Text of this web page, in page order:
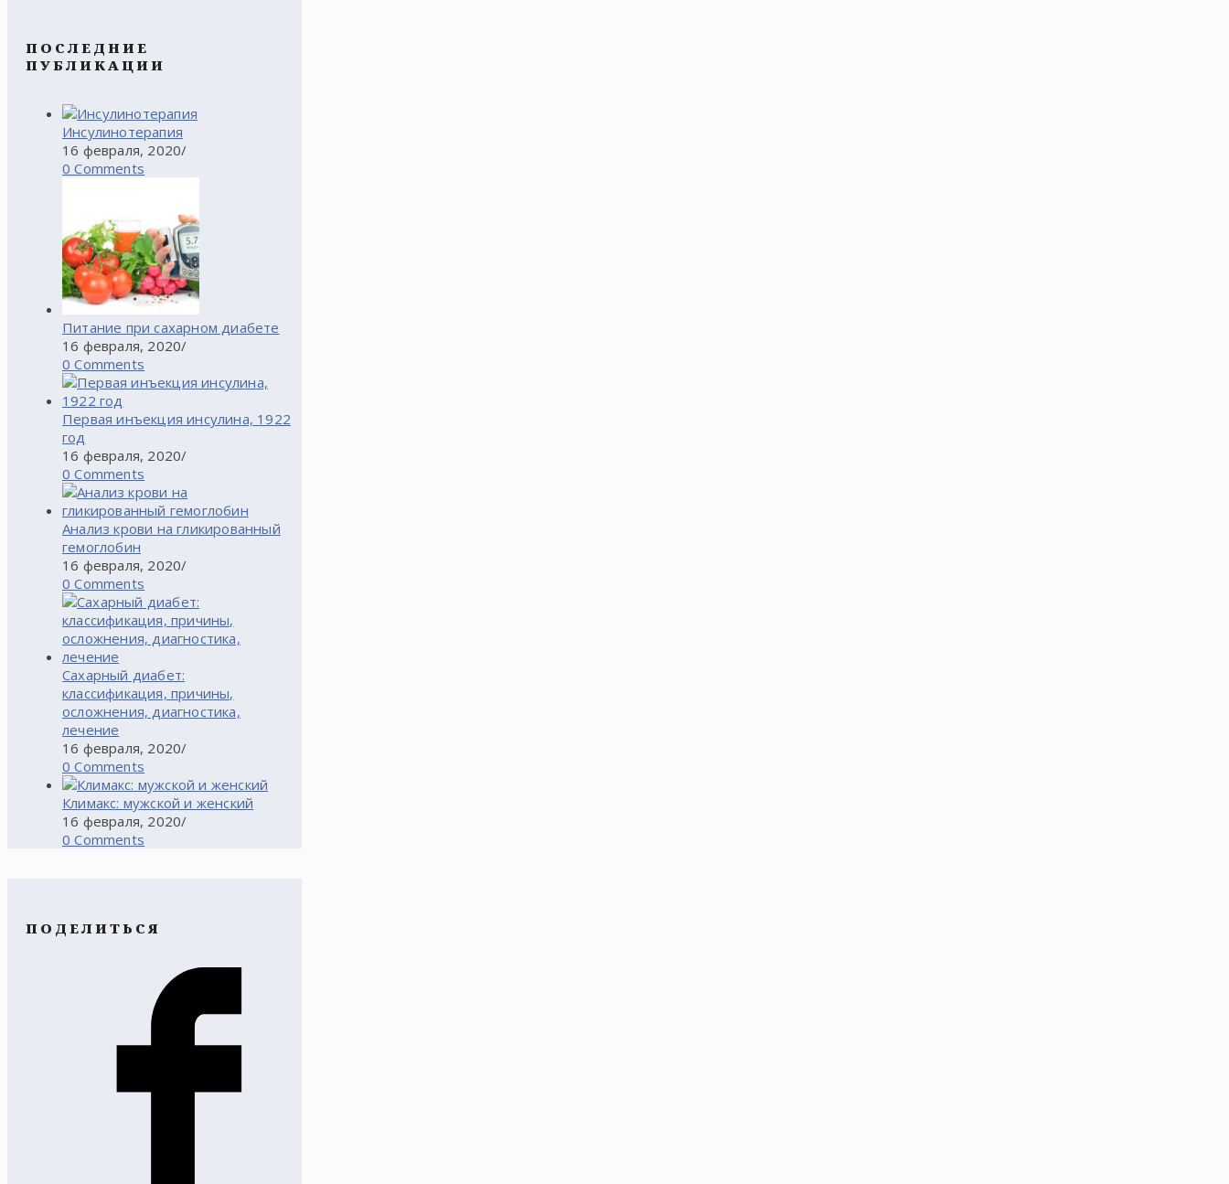
ПОСЛЕДНИЕ
ПУБЛИКАЦИИ
Инсулинотерапия
16 февраля, 2020/
0 Comments
Питание при сахарном диабете
16 февраля, 2020/
0 Comments
Первая инъекция инсулина, 1922
год
16 февраля, 2020/
0 Comments
Анализ крови на гликированный
гемоглобин
16 февраля, 2020/
0 Comments
Сахарный диабет:
классификация, причины,
осложнения, диагностика,
лечение
16 февраля, 2020/
0 Comments
Климакс: мужской и женский
16 февраля, 2020/
0 Comments
ПОДЕЛИТЬСЯ